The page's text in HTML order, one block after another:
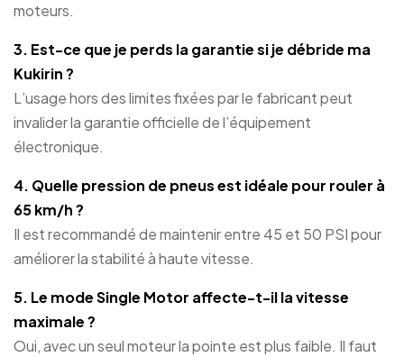
moteurs.
3. Est-ce que je perds la garantie si je débride ma
Kukirin ?
L’usage hors des limites fixées par le fabricant peut
invalider la garantie officielle de l’équipement
électronique.
4. Quelle pression de pneus est idéale pour rouler à
65 km/h ?
Il est recommandé de maintenir entre 45 et 50 PSI pour
améliorer la stabilité à haute vitesse.
5. Le mode Single Motor affecte-t-il la vitesse
maximale ?
Oui, avec un seul moteur la pointe est plus faible. Il faut